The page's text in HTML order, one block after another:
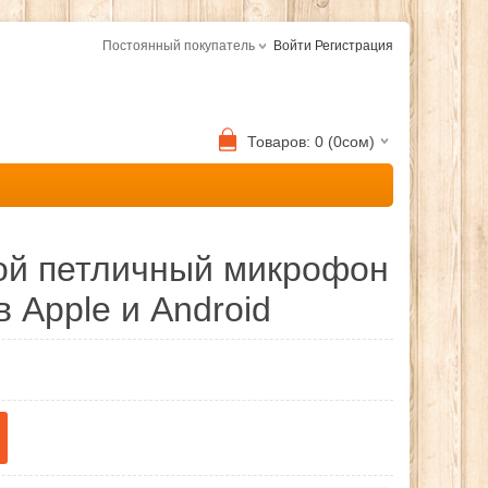
Постоянный покупатель Войти Регистрация
Товаров: 0 (0сом)
петличный микрофон
Apple и Android